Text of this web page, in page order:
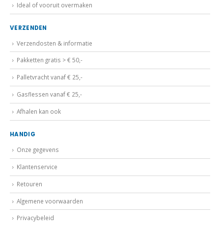
Ideal of vooruit overmaken
VERZENDEN
Verzendosten & informatie
Pakketten gratis > € 50,-
Palletvracht vanaf € 25,-
Gasflessen vanaf € 25,-
Afhalen kan ook
HANDIG
Onze gegevens
Klantenservice
Retouren
Algemene voorwaarden
Privacybeleid